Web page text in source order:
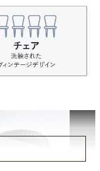
カートに入れる